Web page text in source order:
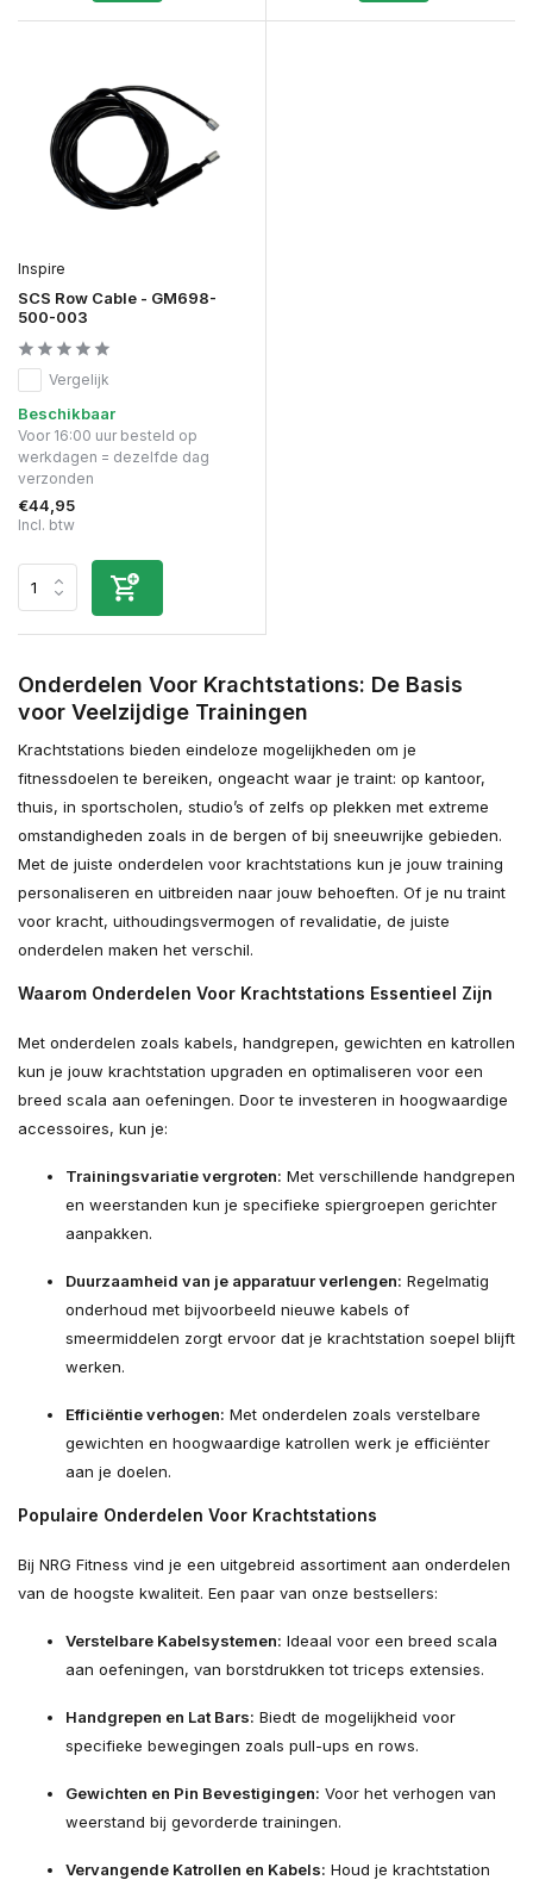
Inspire
SCS Row Cable - GM698-
500-003
Vergelijk
Beschikbaar
Voor 16:00 uur besteld op
werkdagen = dezelfde dag
verzonden
€44,95
Incl. btw
Onderdelen Voor Krachtstations: De Basis
voor Veelzijdige Trainingen
Krachtstations bieden eindeloze mogelijkheden om je
fitnessdoelen te bereiken, ongeacht waar je traint: op kantoor,
thuis, in sportscholen, studio’s of zelfs op plekken met extreme
omstandigheden zoals in de bergen of bij sneeuwrijke gebieden.
Met de juiste onderdelen voor krachtstations kun je jouw training
personaliseren en uitbreiden naar jouw behoeften. Of je nu traint
voor kracht, uithoudingsvermogen of revalidatie, de juiste
onderdelen maken het verschil.
Waarom Onderdelen Voor Krachtstations Essentieel Zijn
Met onderdelen zoals kabels, handgrepen, gewichten en katrollen
kun je jouw krachtstation upgraden en optimaliseren voor een
breed scala aan oefeningen. Door te investeren in hoogwaardige
accessoires, kun je:
Trainingsvariatie vergroten: Met verschillende handgrepen
en weerstanden kun je specifieke spiergroepen gerichter
aanpakken.
Duurzaamheid van je apparatuur verlengen: Regelmatig
onderhoud met bijvoorbeeld nieuwe kabels of
smeermiddelen zorgt ervoor dat je krachtstation soepel blijft
werken.
Efficiëntie verhogen: Met onderdelen zoals verstelbare
gewichten en hoogwaardige katrollen werk je efficiënter
aan je doelen.
Populaire Onderdelen Voor Krachtstations
Bij NRG Fitness vind je een uitgebreid assortiment aan onderdelen
van de hoogste kwaliteit. Een paar van onze bestsellers:
Verstelbare Kabelsystemen: Ideaal voor een breed scala
aan oefeningen, van borstdrukken tot triceps extensies.
Handgrepen en Lat Bars: Biedt de mogelijkheid voor
specifieke bewegingen zoals pull-ups en rows.
Gewichten en Pin Bevestigingen: Voor het verhogen van
weerstand bij gevorderde trainingen.
Vervangende Katrollen en Kabels: Houd je krachtstation